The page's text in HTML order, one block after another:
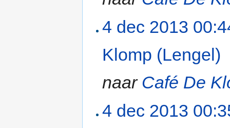
4 dec 2013
Klomp (Lengel)
naar Café De
4 dec 2013